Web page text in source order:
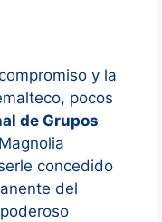
y la
pocos
de Grupos
concedido
del